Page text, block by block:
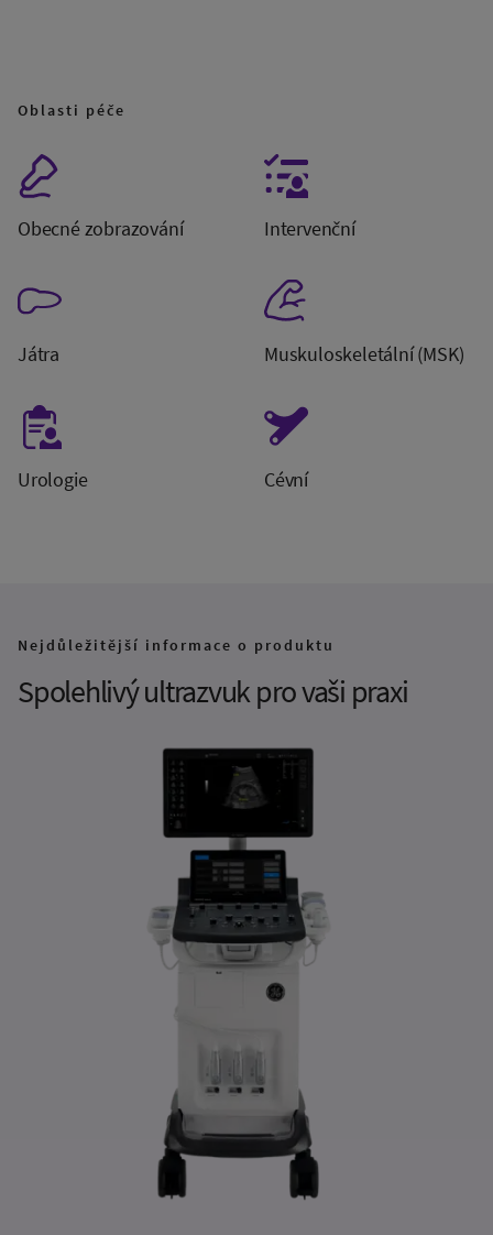
Oblasti péče
Obecné zobrazování Intervenční
Játra Muskuloskeletální (MSK)
Urologie Cévní
Nejdůležitější informace o produktu
Spolehlivý ultrazvuk pro vaši praxi